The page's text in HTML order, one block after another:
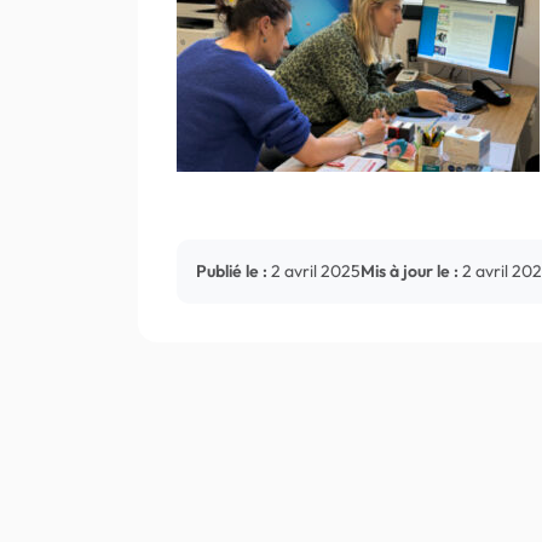
Publié le : 2 avril 2025Mis à jour le : 2 avril